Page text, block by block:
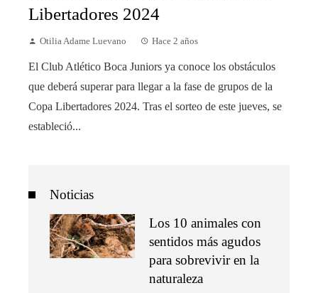
Libertadores 2024
Otilia Adame Luevano Hace 2 años
El Club Atlético Boca Juniors ya conoce los obstáculos
que deberá superar para llegar a la fase de grupos de la
Copa Libertadores 2024. Tras el sorteo de este jueves, se
estableció...
Noticias
Los 10 animales con
sentidos más agudos
para sobrevivir en la
naturaleza